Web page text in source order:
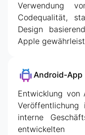
Verwendung
Codequalität,
Design
Apple
Android-App
Entwicklung von
interne
entwickelten